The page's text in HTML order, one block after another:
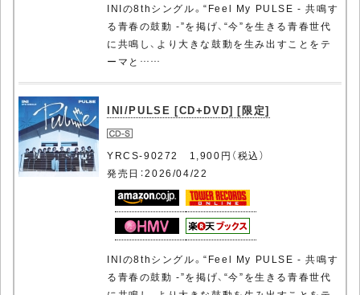
INIの8thシングル。“Feel My PULSE - 共鳴す
る青春の鼓動 -”を掲げ、“今”を生きる青春世代
に共鳴し、より大きな鼓動を生み出すことをテ
ーマと……
INI/PULSE [CD+DVD] [限定]
YRCS-90272 1,900円（税込）
発売日：2026/04/22
INIの8thシングル。“Feel My PULSE - 共鳴す
る青春の鼓動 -”を掲げ、“今”を生きる青春世代